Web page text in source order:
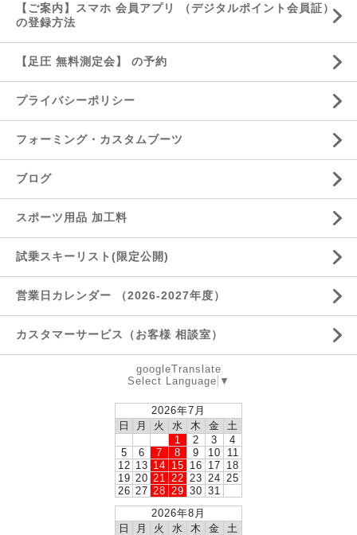
【ご案内】スマホ 会員アプリ （デジタルポイント会員証）
の登録方法
【足圧 無料測定会】 の予約
プライバシーポリシー
フォーミング・カスタムブーツ
ブログ
スポーツ用品 加工料
試乗スキーリスト(限定公開)
営業日カレンダー （2026-2027年度）
カスタマーサービス（お客様 相談室）
googleTranslate
Select Language ▼
2026年7月
日
月 火 水 木 金
土
1
2 3
4
5
6 7 8 9 10
11
12 13 14 15 16 17 18
19 20 21 22 23 24 25
26 27 28 29 30 31
2026年8月
日
月 火 水 木 金
土